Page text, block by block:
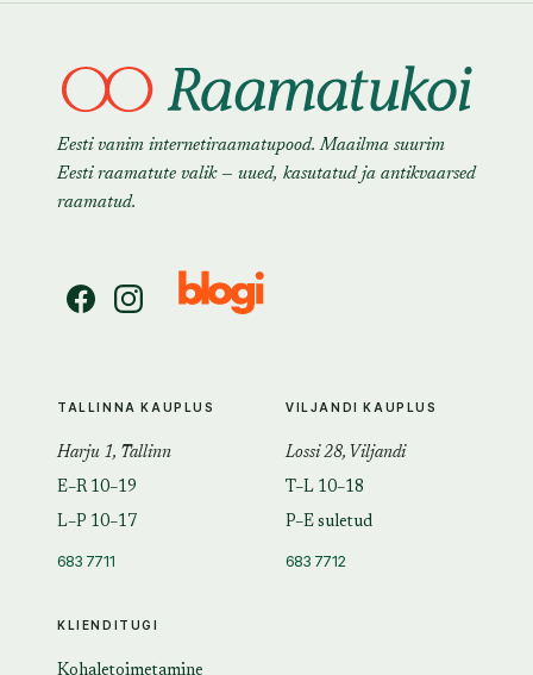
Eesti vanim internetiraamatupood. Maailma suurim
Eesti raamatute valik — uued, kasutatud ja antikvaarsed
raamatud.
KLIENDITUGI
TALLINNA KAUPLUS
Harju 1, Tallinn
E–R 10–19
L–P 10–17
683 7711
VILJANDI KAUPLUS
Lossi 28, Viljandi
T–L 10–18
P–E suletud
683 7712